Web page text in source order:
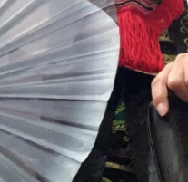
7 X
さらに読み込む